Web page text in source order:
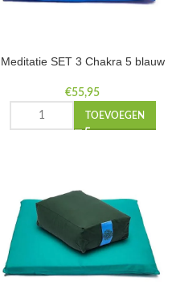
Meditatie SET 3 Chakra 5 blauw
€55,95
TOEVOEGEN